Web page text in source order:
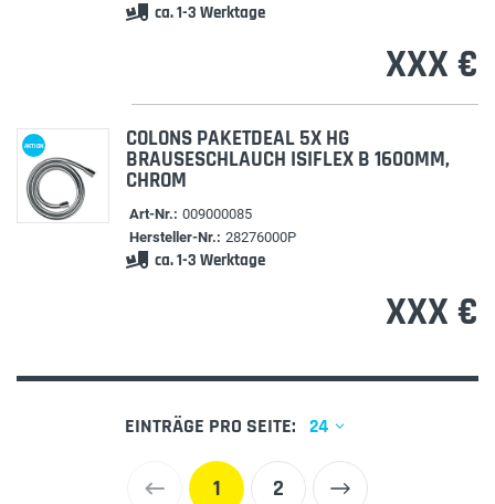
ca. 1-3 Werktage
XXX €
AKTION COLONS PAKETDEAL 5X HG
BRAUSESCHLAUCH ISIFLEX B 1600MM,
CHROM
Art-Nr.: 009000085
Hersteller-Nr.: 28276000P
ca. 1-3 Werktage
XXX €
EINTRÄGE PRO SEITE: 24
1 2